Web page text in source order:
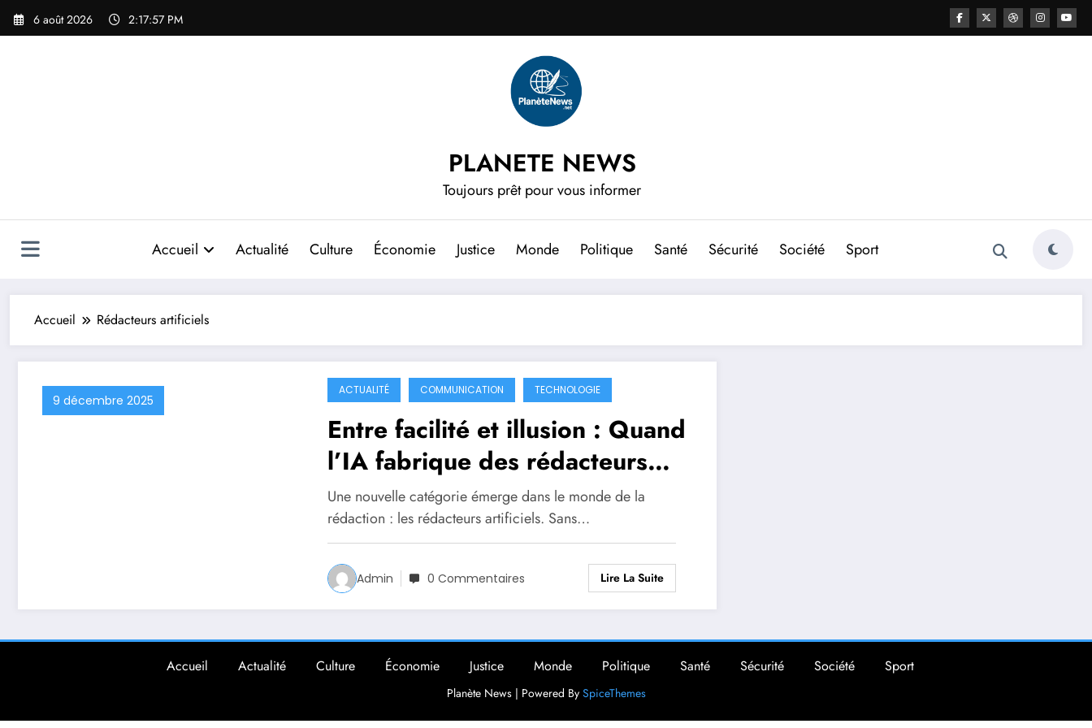
Aller
6 août 2026 2:17:57 PM
PLANETE NEWS
Toujours prêt pour vous informer
Accueil Actualité Culture Économie Justice Monde Politique Santé Sécurité Société Sport
Accueil Rédacteurs artificiels
9 décembre 2025
ACTUALITÉ COMMUNICATION TECHNOLOGIE
Entre facilité et illusion : Quand
l’IA fabrique des rédacteurs
sans réflexion
Une nouvelle catégorie émerge dans le monde de la
rédaction : les rédacteurs artificiels. Sans…
Admin 0 Commentaires Lire La Suite
Accueil Actualité Culture Économie Justice Monde Politique Santé Sécurité Société Sport
Planète News | Powered By SpiceThemes